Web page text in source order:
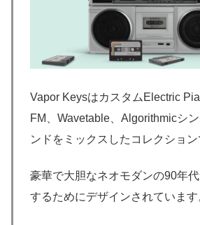
Vapor KeysはカスタムElectric
FM、Wavetable、Algorithmicシ
ンドをミックスしたコレクション
豪華で大胆なネオモダンの90年
するためにデザインされています